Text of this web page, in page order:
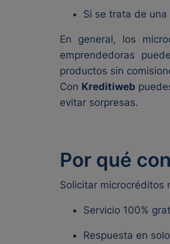
Si se trata de
En general, los
emprendedoras
productos sin
Con Kreditiweb
evitar sorpresas.
Por qué
Solicitar microcréditos
Servicio 100%
Respuesta en